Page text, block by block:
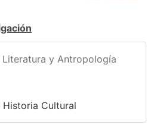
y Antropología
Historia Cultural